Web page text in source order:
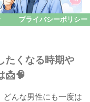
プライバシーポリシー
たくなる時期や
📩🧠
どんな男性にも一度は